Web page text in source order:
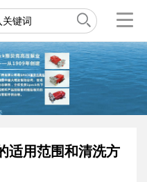
适用范围和清洗方